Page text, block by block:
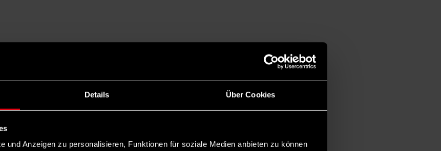
Details Über Cookies
und Anzeigen zu personalisieren, Funktionen für soziale Medien anbieten zu können